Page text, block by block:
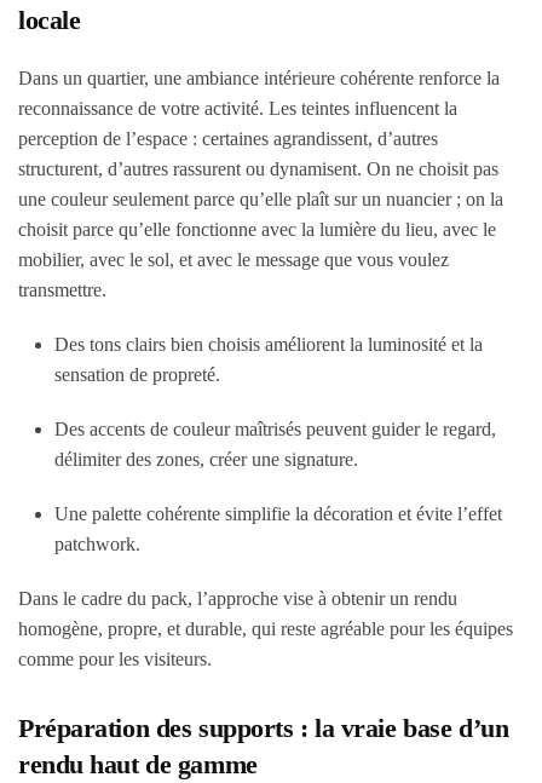
locale
Dans un quartier, une ambiance intérieure cohérente renforce la
reconnaissance de votre activité. Les teintes influencent la
perception de l’espace : certaines agrandissent, d’autres
structurent, d’autres rassurent ou dynamisent. On ne choisit pas
une couleur seulement parce qu’elle plaît sur un nuancier ; on la
choisit parce qu’elle fonctionne avec la lumière du lieu, avec le
mobilier, avec le sol, et avec le message que vous voulez
transmettre.
Des tons clairs bien choisis améliorent la luminosité et la
sensation de propreté.
Des accents de couleur maîtrisés peuvent guider le regard,
délimiter des zones, créer une signature.
Une palette cohérente simplifie la décoration et évite l’effet
patchwork.
Dans le cadre du pack, l’approche vise à obtenir un rendu
homogène, propre, et durable, qui reste agréable pour les équipes
comme pour les visiteurs.
Préparation des supports : la vraie base d’un
rendu haut de gamme